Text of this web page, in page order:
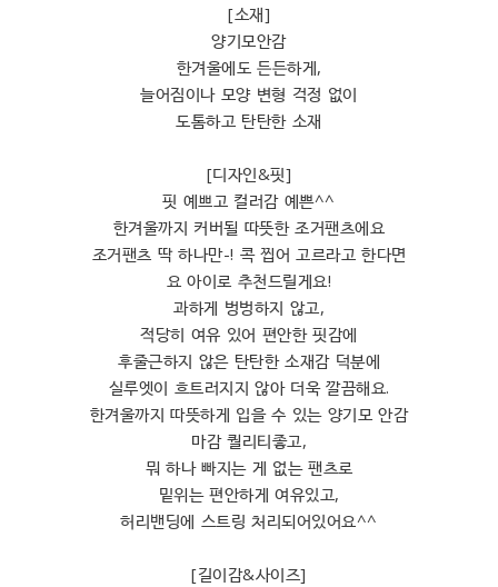
[소재]
양기모안감
한겨울에도 든든하게,
늘어짐이나 모양 변형 걱정 없이
도톰하고 탄탄한 소재
[디자인&핏]
핏 예쁘고 컬러감 예쁜^^
한겨울까지 커버될 따뜻한 조거팬츠에요
조거팬츠 딱 하나만-! 콕 찝어 고르라고 한다면
요 아이로 추천드릴게요!
과하게 벙벙하지 않고,
적당히 여유 있어 편안한 핏감에
후줄근하지 않은 탄탄한 소재감 덕분에
실루엣이 흐트러지지 않아 더욱 깔끔해요.
한겨울까지 따뜻하게 입을 수 있는 양기모 안감
마감 퀄리티좋고,
뭐 하나 빠지는 게 없는 팬츠로
밑위는 편안하게 여유있고,
허리밴딩에 스트링 처리되어있어요^^
[길이감&사이즈]